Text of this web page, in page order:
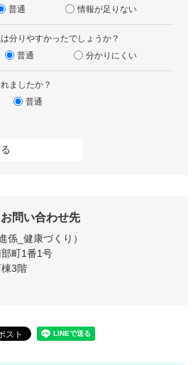
普通 情報が足りない
分りやすかったでしょうか？
普通 分かりにくい
ましたか？
普通
問い合わせ先
係_健康づくり
町1番1号
3階